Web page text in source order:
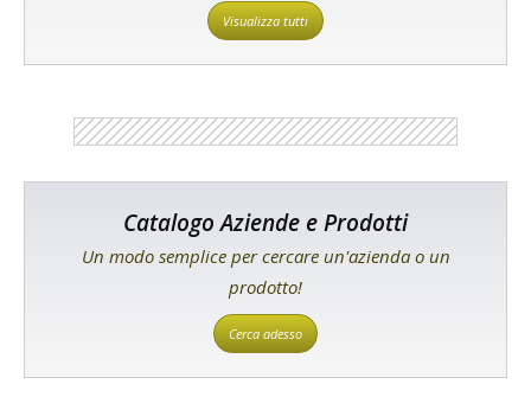
Visualizza tutti
Catalogo Aziende e Prodotti
Un modo semplice per cercare un'azienda o un
prodotto!
Cerca adesso